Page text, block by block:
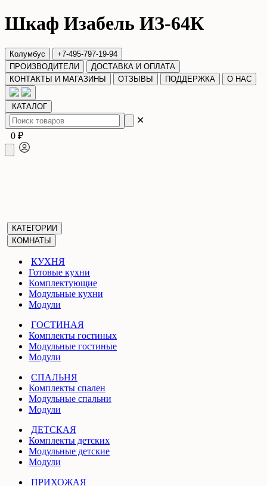
Шкаф Изабель ИЗ-64К
Колумбус
+7-495-797-19-94
ПРОИЗВОДИТЕЛИ
ДОСТАВКА И ОПЛАТА
КОНТАКТЫ И МАГАЗИНЫ
ОТЗЫВЫ ПОДДЕРЖКА О НАС
КАТАЛОГ
✕
0 ₽
КАТЕГОРИИ
КОМНАТЫ
КУХНЯ
Готовые кухни
Комплектующие
Модульные кухни
Модули
ГОСТИНАЯ
Комплекты гостиных
Модульные гостиные
Модули
СПАЛЬНЯ
Комплекты спален
Модульные спальни
Модули
ДЕТСКАЯ
Комплекты детских
Модульные детские
Модули
ПРИХОЖАЯ